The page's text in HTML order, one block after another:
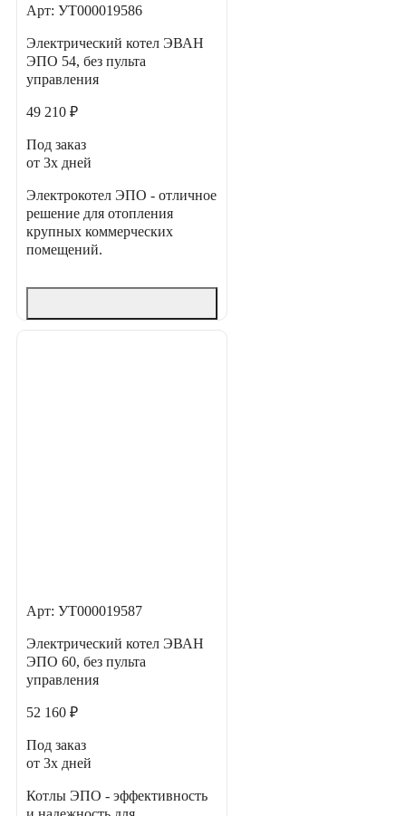
Арт: УТ000019586
Электрический котел ЭВАН
ЭПО 54, без пульта
управления
49 210 ₽
Под заказ
от 3х дней
Электрокотел ЭПО - отличное
решение для отопления
крупных коммерческих
помещений.
Арт: УТ000019587
Электрический котел ЭВАН
ЭПО 60, без пульта
управления
52 160 ₽
Под заказ
от 3х дней
Котлы ЭПО - эффективность